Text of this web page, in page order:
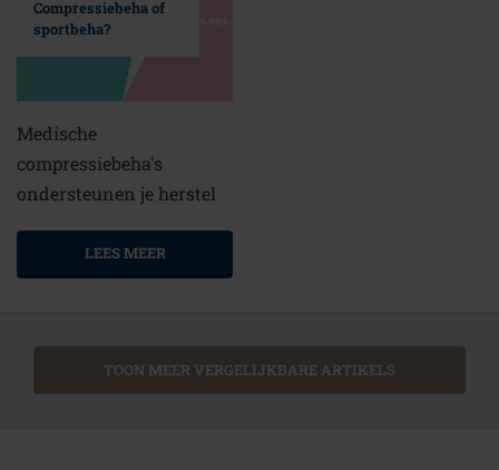
Compressiebeha of
sportbeha?
Medische
compressiebeha's
ondersteunen je herstel
LEES MEER
TOON MEER VERGELIJKBARE ARTIKELS